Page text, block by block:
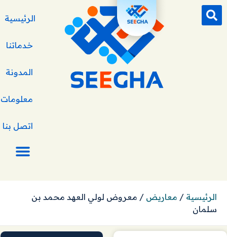
الرئيسية
خدماتنا
المدونة
معلومات
اتصل بنا
الرئيسية / معاريض / معروض لولي العهد محمد بن
سلمان